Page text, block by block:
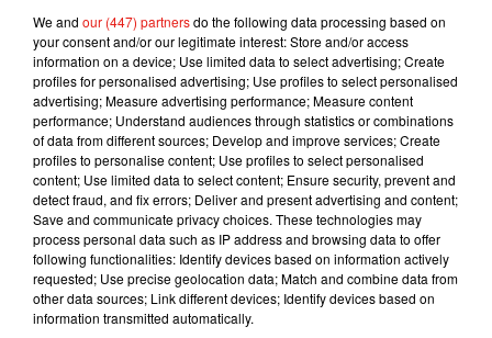
Voir cette publication sur Instagram
Una mujer sin miedo. La que va de la mano del
tiempo respetándo y aceptando su paso. Pero
eso si , el mismísimo tiempo no se olvida que
ella cuando quiere y se le antoja cambia las
agujas del reloj con la varita mágica con la que
nació , para permanecer intacta en el Alma de
La Niña que siempre fue y será. Pura , sincera,
fuerte , Bella , incansable, noble , auténtica ,
única , inmensa . Feliz cumpleaños mamá,
We and our (447) partnersdo the following data processing based on
your consent and/or our legitimate interest: Store and/or access
information on a device; Use limited data to select advertising; Create
profiles for personalised advertising; Use profiles to select personalised
advertising; Measure advertising performance; Measure content
performance; Understand audiences through statistics or combinations
of data from different sources; Develop and improve services; Create
profiles to personalise content; Use profiles to select personalised
content; Use limited data to select content; Ensure security, prevent and
detect fraud, and fix errors; Deliver and present advertising and content;
Save and communicate privacy choices. These technologies may
process personal data such as IP address and browsing data to offer
following functionalities: Identify devices based on information actively
requested; Use precise geolocation data; Match and combine data from
other data sources; Link different devices; Identify devices based on
information transmitted automatically.